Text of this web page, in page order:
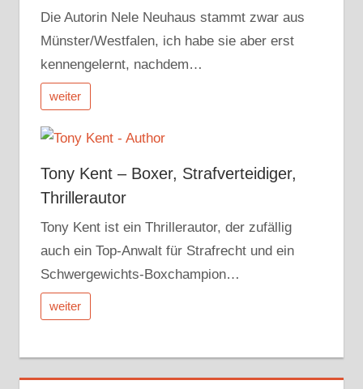
Die Autorin Nele Neuhaus stammt zwar aus
Münster/Westfalen, ich habe sie aber erst
kennengelernt, nachdem…
weiter
Tony Kent – Boxer, Strafverteidiger,
Thrillerautor
Tony Kent ist ein Thrillerautor, der zufällig
auch ein Top-Anwalt für Strafrecht und ein
Schwergewichts-Boxchampion…
weiter